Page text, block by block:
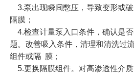
3.泵出现瞬间憋压，导致变形或
隔膜；
4.检查计量泵入口条件，确认是
题。改善吸入条件，清理和清洗过
组件或隔 膜；
5.更换隔膜组件。对高渗透性介